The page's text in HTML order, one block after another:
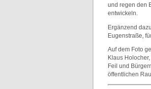
und regen den
entwickeln.
Ergänzend
Eugenstraße,
Auf dem Foto
Klaus
Feil und
öffentlichen